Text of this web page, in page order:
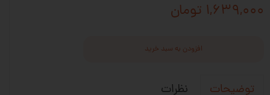
۱,۶۳۹,۰۰۰ تومان
افزودن به سبد خرید
توضیحات نظرات